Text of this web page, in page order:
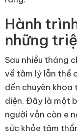
Hành
những
Sau nhiều tháng
về tâm lý lẫn thể
đến chuyên
diện. Đây là một
người vẫn còn e
sức khỏe tâm